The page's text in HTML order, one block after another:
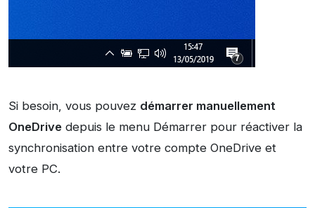
Si besoin, vous pouvez démarrer manuellement
OneDrive depuis le menu Démarrer pour réactiver la
synchronisation entre votre compte OneDrive et
votre PC.